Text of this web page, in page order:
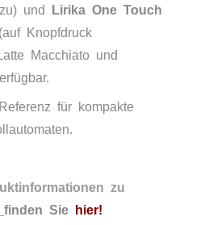
und
Lirika One Touch
Knopfdruck
Macchiato und
für kompakte
zu
finden Sie hier!